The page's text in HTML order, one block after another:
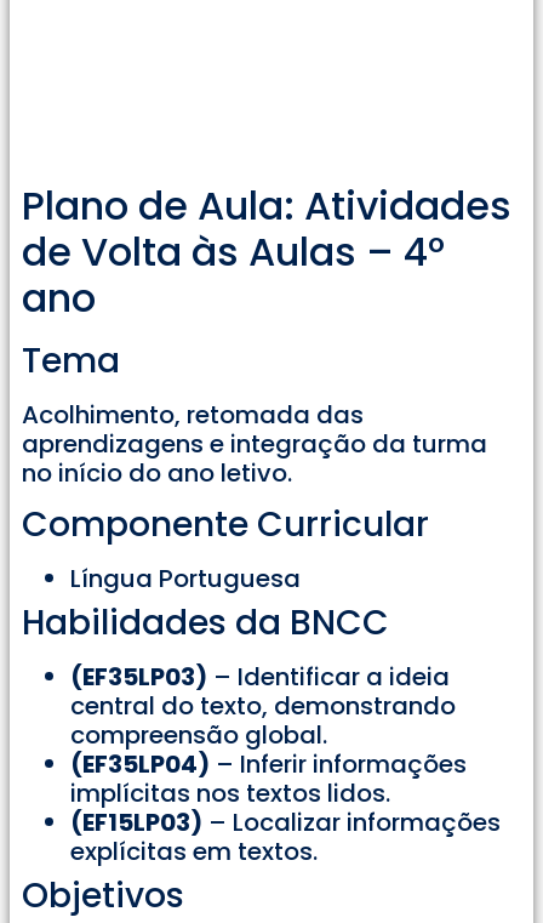
Plano de Aula: Atividades
de Volta às Aulas – 4º
ano
Tema
Acolhimento, retomada das
aprendizagens e integração da turma
no início do ano letivo.
Componente Curricular
Língua Portuguesa
Habilidades da BNCC
(EF35LP03) – Identificar a ideia
central do texto, demonstrando
compreensão global.
(EF35LP04) – Inferir informações
implícitas nos textos lidos.
(EF15LP03) – Localizar informações
explícitas em textos.
Objetivos